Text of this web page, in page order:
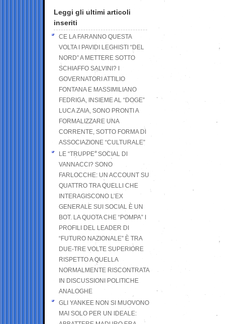
Leggi gli ultimi articoli
inseriti
CE LA FARANNO QUESTA
VOLTA I PAVIDI LEGHISTI “DEL
NORD” A METTERE SOTTO
SCHIAFFO SALVINI? I
GOVERNATORI ATTILIO
FONTANA E MASSIMILIANO
FEDRIGA, INSIEME AL “DOGE”
LUCA ZAIA, SONO PRONTI A
FORMALIZZARE UNA
CORRENTE, SOTTO FORMA DI
ASSOCIAZIONE “CULTURALE”
LE “TRUPPE” SOCIAL DI
VANNACCI? SONO
FARLOCCHE: UN ACCOUNT SU
QUATTRO TRA QUELLI CHE
INTERAGISCONO L’EX
GENERALE SUI SOCIAL È UN
BOT. LA QUOTA CHE “POMPA” I
PROFILI DEL LEADER DI
“FUTURO NAZIONALE” È TRA
DUE-TRE VOLTE SUPERIORE
RISPETTO A QUELLA
NORMALMENTE RISCONTRATA
IN DISCUSSIONI POLITICHE
ANALOGHE
GLI YANKEE NON SI MUOVONO
MAI SOLO PER UN IDEALE: